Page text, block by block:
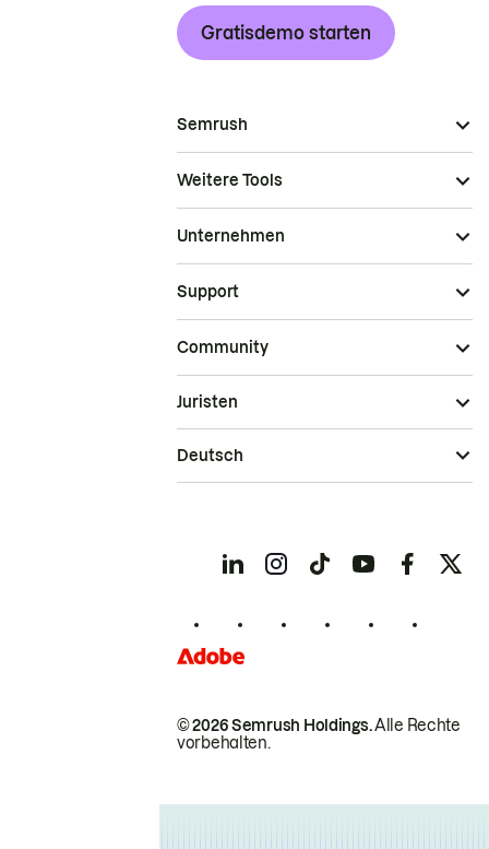
Gratisdemo starten
Semrush
Weitere Tools
Unternehmen
Support
Community
© 2026 Semrush Holdings.Alle Rechte
vorbehalten.
Juristen
Deutsch